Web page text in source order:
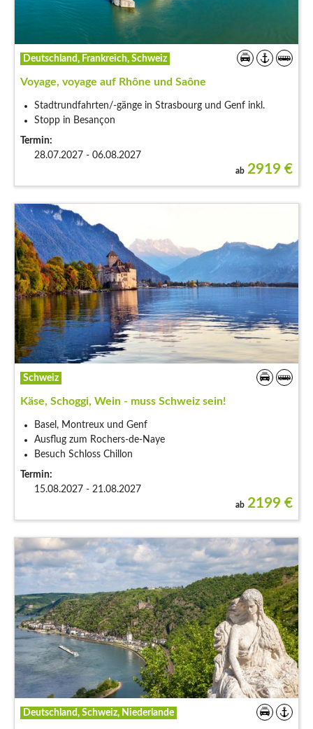
Deutschland, Frankreich, Schweiz
Voyage, voyage auf Rhône und Saône
Stadtrundfahrten/-gänge in Strasbourg und Genf inkl.
Stopp in Besançon
Termin:
28.07.2027 - 06.08.2027
ab 2919 €
Schweiz
Käse, Schoggi, Wein - muss Schweiz sein!
Basel, Montreux und Genf
Ausflug zum Rochers-de-Naye
Besuch Schloss Chillon
Termin:
15.08.2027 - 21.08.2027
ab 2199 €
Deutschland, Schweiz, Niederlande